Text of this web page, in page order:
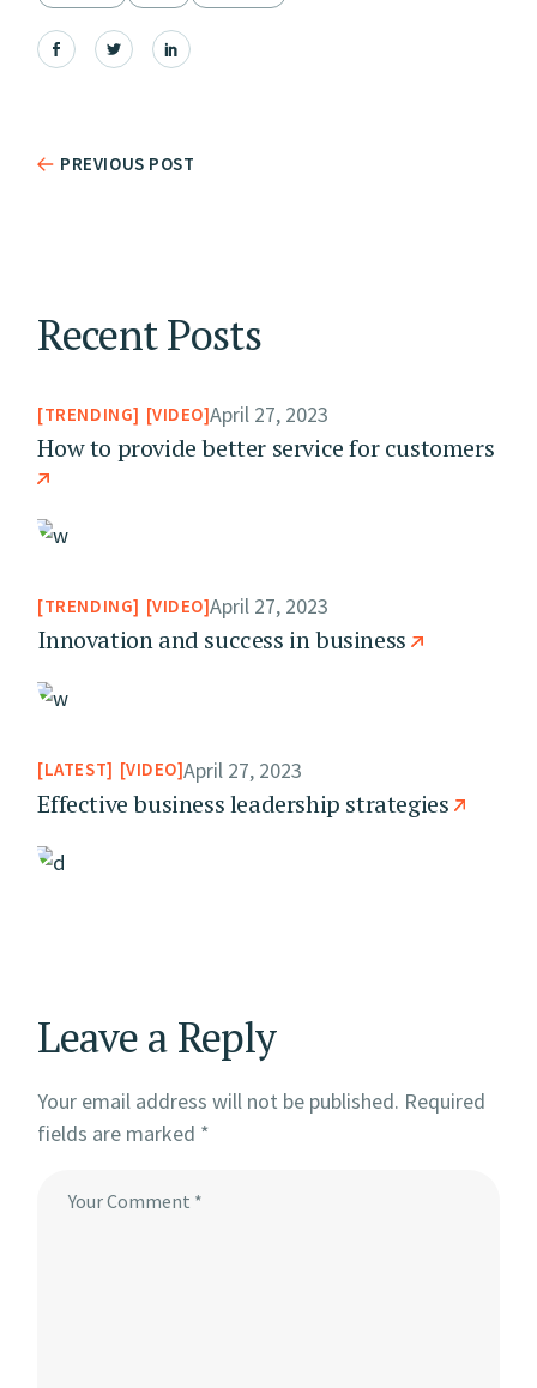
PREVIOUS POST
Recent Posts
TRENDING VIDEO April 27, 2023
How to provide better service for customers
TRENDING VIDEO April 27, 2023
Innovation and success in business
LATEST VIDEO April 27, 2023
Effective business leadership strategies
Leave a Reply
Your email address will not be published. Required
fields are marked *